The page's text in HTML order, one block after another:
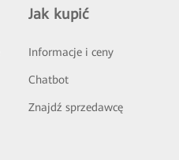
Jak kupić
Informacje i ceny
Chatbot
Znajdź sprzedawcę